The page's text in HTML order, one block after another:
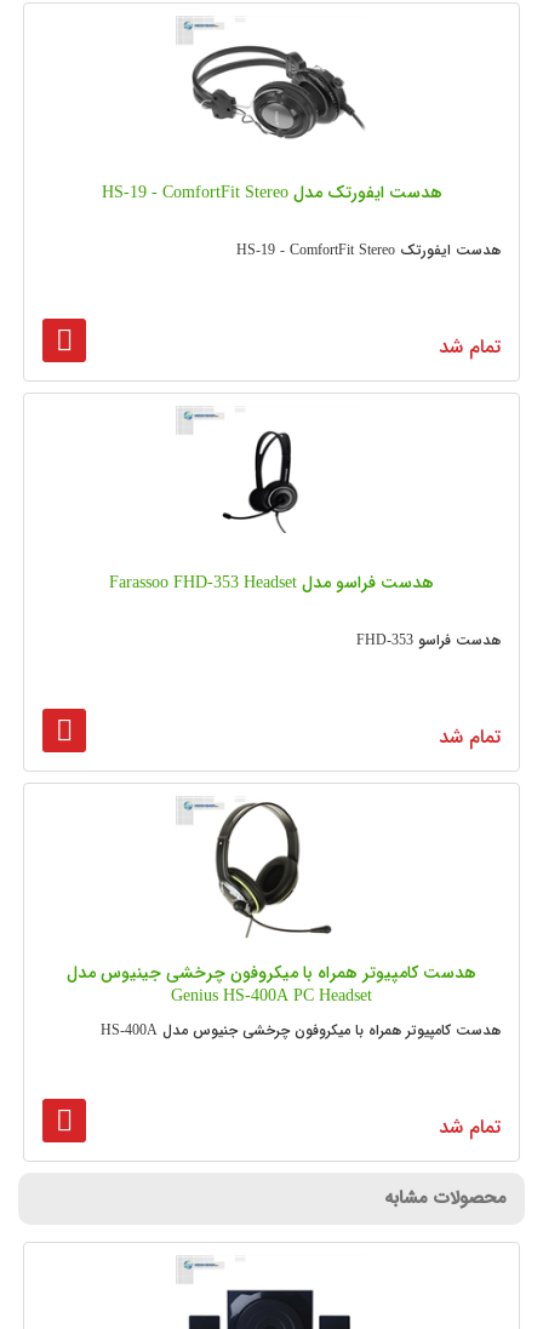
هدست ایفورتک مدل HS-19 - ComfortFit Stereo
هدست ایفورتک HS-19 - ComfortFit Stereo
تمام شد
هدست فراسو مدل Farassoo FHD-353 Headset
هدست فراسو FHD-353
تمام شد
هدست کامپیوتر همراه با میکروفون چرخشی جینیوس مدل
Genius HS-400A PC Headset
هدست کامپیوتر همراه با میکروفون چرخشی جنیوس مدل HS-400A
تمام شد
محصولات مشابه